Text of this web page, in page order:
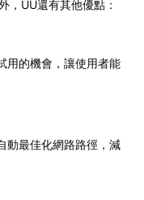
，UU還有其他優點：
用的機會，讓使用者能
動最佳化網路路徑，減